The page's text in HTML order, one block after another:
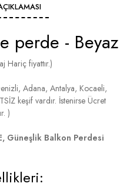
perde - Beyaz
Hariç fiyattır.)
Adana, Antalya, Kocaeli,
keşif vardır. İstenirse Ücret
)
Güneşlik Balkon Perdesi